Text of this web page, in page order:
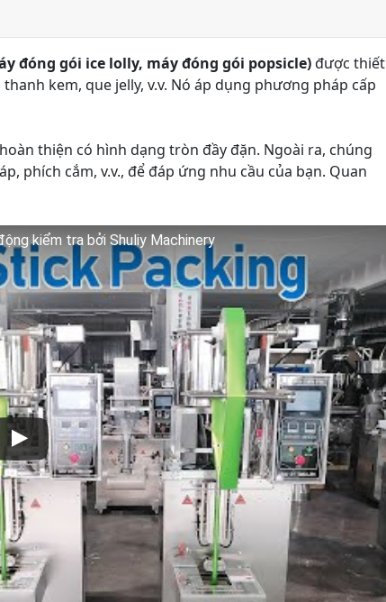
đóng gói ice lolly, máy đóng gói popsicle)được thiết
kem, que jelly, v.v. Nó áp dụng phương pháp cấp
thiện có hình dạng tròn đầy đặn. Ngoài ra, chúng
phích cắm, v.v., để đáp ứng nhu cầu của bạn. Quan
kiểm tra bởi Shuliy Machinery